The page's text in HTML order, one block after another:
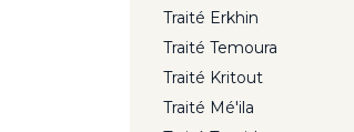
Traité Erkhin
Traité Temoura
Traité Kritout
Traité Mé'ila